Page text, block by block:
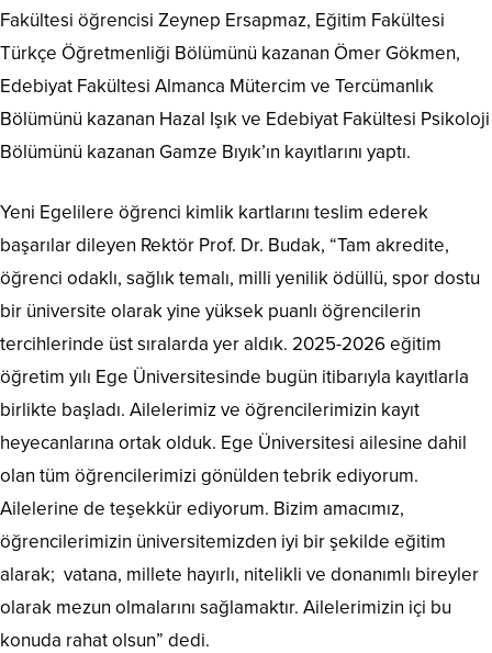
Fakültesi öğrencisi Zeynep Ersapmaz, Eğitim Fakültesi
Türkçe Öğretmenliği Bölümünü kazanan Ömer Gökmen,
Edebiyat Fakültesi Almanca Mütercim ve Tercümanlık
Bölümünü kazanan Hazal Işık ve Edebiyat Fakültesi Psikoloji
Bölümünü kazanan Gamze Bıyık’ın kayıtlarını yaptı.
Yeni Egelilere öğrenci kimlik kartlarını teslim ederek
başarılar dileyen Rektör Prof. Dr. Budak, “Tam akredite,
öğrenci odaklı, sağlık temalı, milli yenilik ödüllü, spor dostu
bir üniversite olarak yine yüksek puanlı öğrencilerin
tercihlerinde üst sıralarda yer aldık. 2025-2026 eğitim
öğretim yılı Ege Üniversitesinde bugün itibarıyla kayıtlarla
birlikte başladı. Ailelerimiz ve öğrencilerimizin kayıt
heyecanlarına ortak olduk. Ege Üniversitesi ailesine dahil
olan tüm öğrencilerimizi gönülden tebrik ediyorum.
Ailelerine de teşekkür ediyorum. Bizim amacımız,
öğrencilerimizin üniversitemizden iyi bir şekilde eğitim
alarak; vatana, millete hayırlı, nitelikli ve donanımlı bireyler
olarak mezun olmalarını sağlamaktır. Ailelerimizin içi bu
konuda rahat olsun” dedi.